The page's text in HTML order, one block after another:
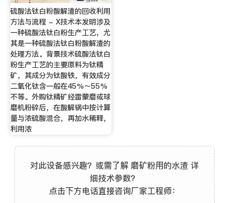
硫酸法钛白粉酸解渣的回收利用
方法与流程 - X技术本发明涉及
一种硫酸法钛白粉生产工艺，尤
其是一种硫酸法钛白粉酸解渣的
处理方法。背景技术硫酸法钛白
粉生产工艺的主要原料为钛精
矿，其成分为钛酸铁，有效成分
二氧化钛含一般在45％～55％
不等。外购钛精矿经雷蒙磨或球
磨机粉碎后，在酸解锅中按计算
量与浓硫酸混合，再加水稀释，
利用浓
对此设备感兴趣？或需了解 磨矿粉用的水渣 详
细技术参数？
点击下方电话直接咨询厂家工程师：